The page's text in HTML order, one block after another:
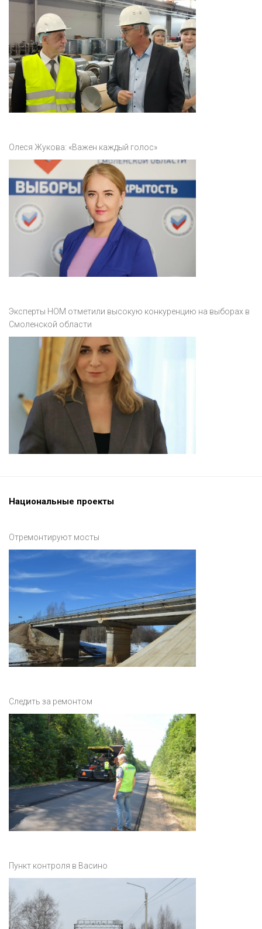
Олеся Жукова: «Важен каждый голос»
Эксперты НОМ отметили высокую конкуренцию на выборах в
Смоленской области
Национальные проекты
Отремонтируют мосты
Следить за ремонтом
Пункт контроля в Васино